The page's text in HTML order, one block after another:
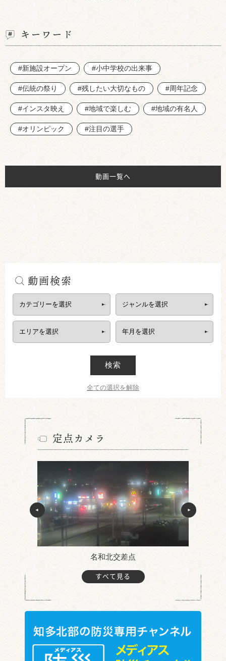
キーワード
#新施設オープン #小中学校の出来事
#伝統の祭り #残したい大切なもの #周年記念
#インスタ映え #地域で楽しむ #地域の有名人
#オリンピック #注目の選手
動画一覧へ
動画検索
検索
全ての選択を解除
定点カメラ
名和北交差点
すべて見る